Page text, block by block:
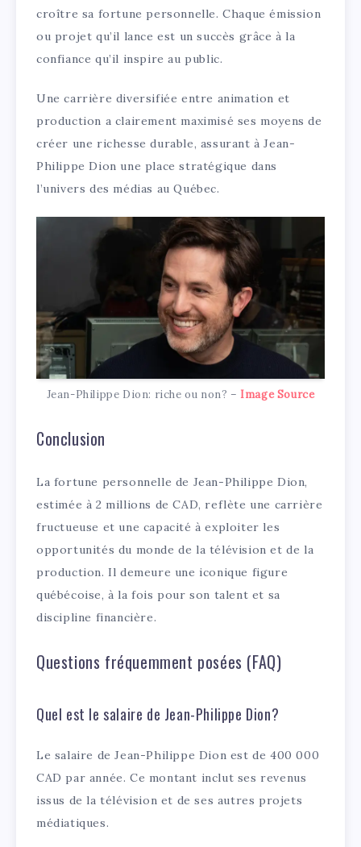
croître sa fortune personnelle. Chaque émission
ou projet qu’il lance est un succès grâce à la
confiance qu’il inspire au public.
Une carrière diversifiée entre animation et
production a clairement maximisé ses moyens de
créer une richesse durable, assurant à Jean-
Philippe Dion une place stratégique dans
l’univers des médias au Québec.
Jean-Philippe Dion: riche ou non? – Image Source
Conclusion
La fortune personnelle de Jean-Philippe Dion,
estimée à 2 millions de CAD, reflète une carrière
fructueuse et une capacité à exploiter les
opportunités du monde de la télévision et de la
production. Il demeure une iconique figure
québécoise, à la fois pour son talent et sa
discipline financière.
Questions fréquemment posées (FAQ)
Quel est le salaire de Jean-Philippe Dion?
Le salaire de Jean-Philippe Dion est de 400 000
CAD par année. Ce montant inclut ses revenus
issus de la télévision et de ses autres projets
médiatiques.